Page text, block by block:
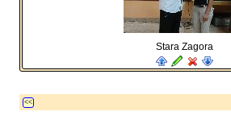
Stara Zagora
<<